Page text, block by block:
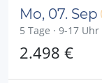
Mo, 07. Sep
5 Tage · 9-17 Uhr
2.498 €